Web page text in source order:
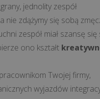
jednolity zespół
nie zdążymy się sobą
zespół miał szansę się
ono kształt
Twojej firmy,
wyjazdów